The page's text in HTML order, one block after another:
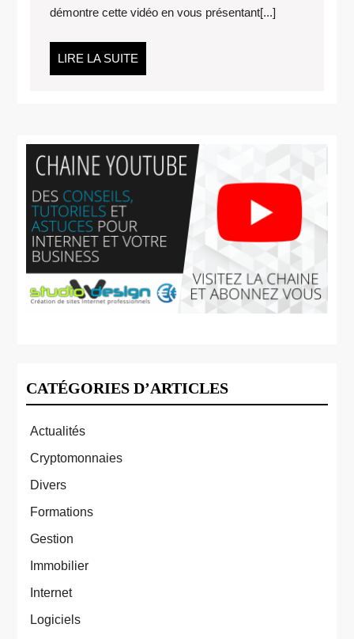
démontre cette vidéo en vous présentant[...]
LIRE LA SUITE
LA
CATÉGORIES D’ARTICLES
Actualités
Cryptomonnaies
Divers
Formations
Gestion
Immobilier
Internet
Logiciels